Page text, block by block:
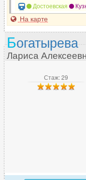
Достоевская
На карте
Стаж: 29
Богатырева
Лариса